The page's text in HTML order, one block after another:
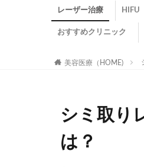
レーザー治療 HIFU
おすすめクリニック
美容医療（HOME)
シミ取り
は？